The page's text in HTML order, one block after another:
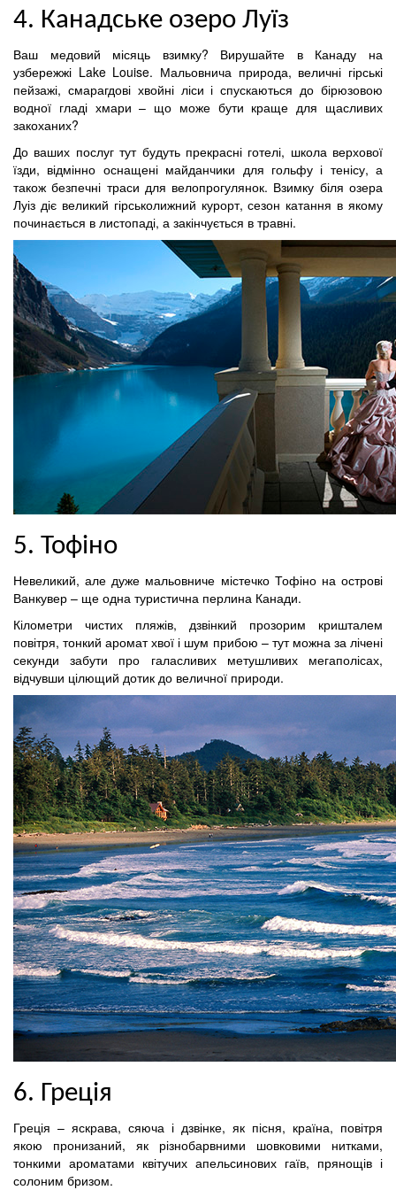
4. Канадське озеро Луїз
Ваш медовий місяць взимку? Вирушайте в Канаду на
узбережжі Lake Louise. Мальовнича природа, величні гірські
пейзажі, смарагдові хвойні ліси і спускаються до бірюзовою
водної гладі хмари – що може бути краще для щасливих
закоханих?
До ваших послуг тут будуть прекрасні готелі, школа верхової
їзди, відмінно оснащені майданчики для гольфу і тенісу, а
також безпечні траси для велопрогулянок. Взимку біля озера
Луіз діє великий гірськолижний курорт, сезон катання в якому
починається в листопаді, а закінчується в травні.
5. Тофіно
Невеликий, але дуже мальовниче містечко Тофіно на острові
Ванкувер – ще одна туристична перлина Канади.
Кілометри чистих пляжів, дзвінкий прозорим кришталем
повітря, тонкий аромат хвої і шум прибою – тут можна за лічені
секунди забути про галасливих метушливих мегаполісах,
відчувши цілющий дотик до величної природи.
6. Греція
Греція – яскрава, сяюча і дзвінке, як пісня, країна, повітря
якою пронизаний, як різнобарвними шовковими нитками,
тонкими ароматами квітучих апельсинових гаїв, прянощів і
солоним бризом.